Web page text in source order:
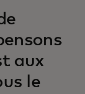
aux
le